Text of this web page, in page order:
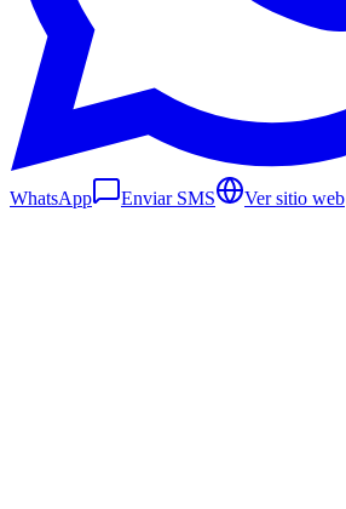
WhatsApp Enviar SMS Ver sitio web